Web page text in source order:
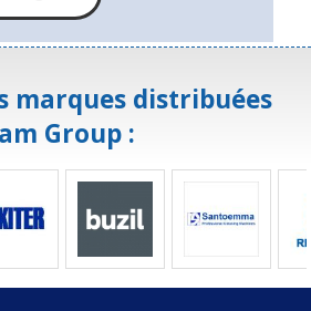
marques distribuées
Group :